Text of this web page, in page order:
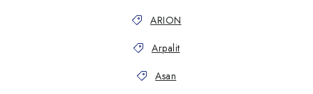
ARION
Arpalit
Asan